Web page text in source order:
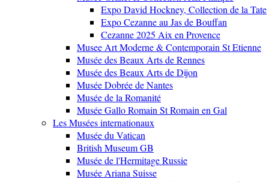
Expo David Hockney, Collection de la Tate
Expo Cezanne au Jas de Bouffan
Cezanne 2025 Aix en Provence
Musee Art Moderne & Contemporain St Etienne
Musée des Beaux Arts de Rennes
Musée des Beaux Arts de Dijon
Musée Dobrée de Nantes
Musée de la Romanité
Musée Gallo Romain St Romain en Gal
Les Musées internationaux
Musée du Vatican
British Museum GB
Musée de l'Hermitage Russie
Musée Ariana Suisse